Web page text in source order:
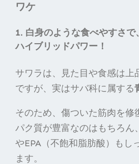
ワケ
1. 白身のような食べやすさ
ハイブリッドパワー！
サワラは、見た目や食感は上
ですが、実はサバ科に属する
そのため、傷ついた筋肉を修
パク質が豊富なのはもちろん
やEPA（不飽和脂肪酸）もし
ます。